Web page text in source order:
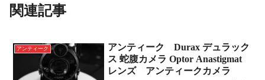
関連記事
アンティーク
アンティーク Durax デュラック
ス 蛇腹カメラ Optor Anastigmat
レンズ アンティークカメラ